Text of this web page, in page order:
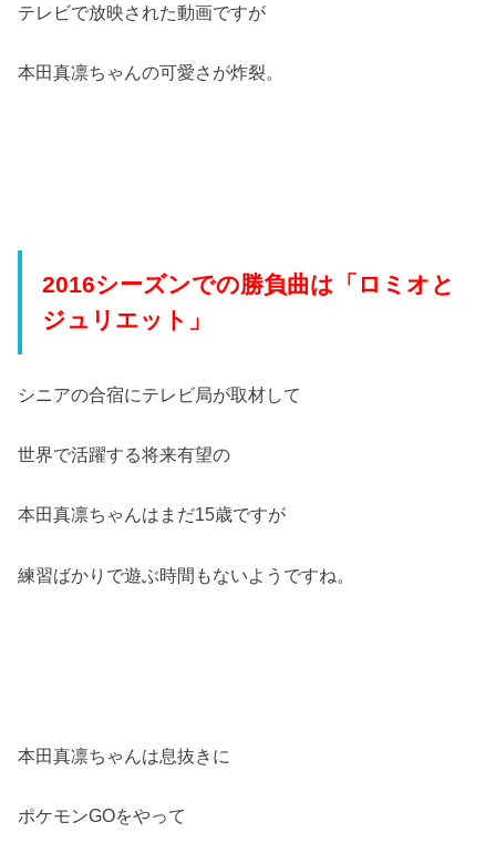
テレビで放映された動画ですが
本田真凛ちゃんの可愛さが炸裂。
2016シーズンでの勝負曲は「ロミオと
ジュリエット」
シニアの合宿にテレビ局が取材して
世界で活躍する将来有望の
本田真凛ちゃんはまだ15歳ですが
練習ばかりで遊ぶ時間もないようですね。
本田真凛ちゃんは息抜きに
ポケモンGOをやって